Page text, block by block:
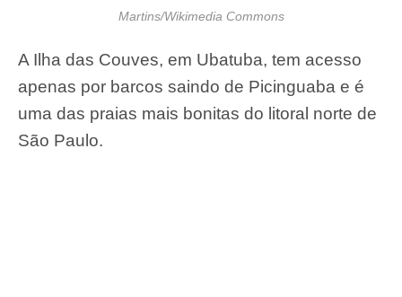
Martins/Wikimedia Commons
A Ilha das Couves, em Ubatuba, tem acesso
apenas por barcos saindo de Picinguaba e é
uma das praias mais bonitas do litoral norte de
São Paulo.